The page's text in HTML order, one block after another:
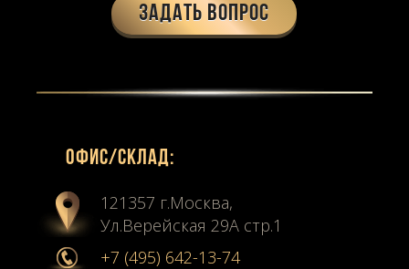
Задать вопрос
Офиc/склад:
121357 г.Москва,
Ул.Верейская 29А стр.1
+7 (495) 642-13-74